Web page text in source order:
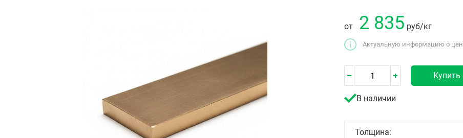
от 2 835 руб/кг
Актуальную информацию о
Купить
В наличии
Толщина: